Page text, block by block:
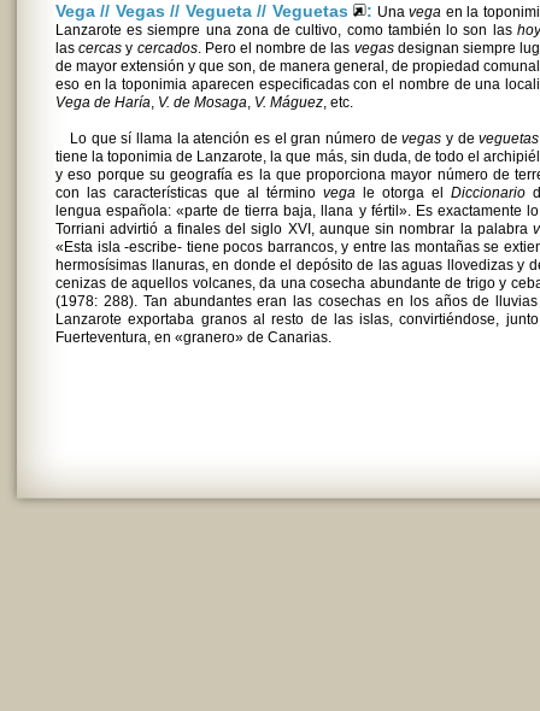
Vega // Vegas // Vegueta // Veguetas
: Unavega en la
Lanzarote es siempre una zona de cultivo, como también lo son las
lascercas y cercados. Pero el nombre de las vegasdesignan siempre
de mayor extensión y que son, de manera general, de propiedad
eso en la toponimia aparecen especificadas con el nombre de una
Vega de Haría, V. de Mosaga, V. Máguez, etc.
Lo que sí llama la atención es el gran número devegas y deveguetas
tiene la toponimia de Lanzarote, la que más, sin duda, de todo el
y eso porque su geografía es la que proporciona mayor número de
con las características que al término vega le otorga el Diccionario
lengua española: «parte de tierra baja, llana y fértil». Es exactamente
Torriani advirtió a finales del siglo XVI, aunque sin nombrar la palabra
«Esta isla -escribe- tiene pocos barrancos, y entre las montañas se
hermosísimas llanuras, en donde el depósito de las aguas llovedizas y
cenizas de aquellos volcanes, da una cosecha abundante de trigo y
(1978: 288). Tan abundantes eran las cosechas en los años de
Lanzarote exportaba granos al resto de las islas, convirtiéndose,
Fuerteventura, en «granero» de Canarias.